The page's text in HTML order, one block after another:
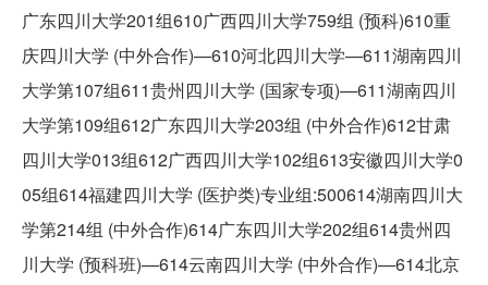
广东四川大学201组610广西四川大学759组 (预科)610重
庆四川大学 (中外合作)—610河北四川大学—611湖南四川
大学第107组611贵州四川大学 (国家专项)—611湖南四川
大学第109组612广东四川大学203组 (中外合作)612甘肃
四川大学013组612广西四川大学102组613安徽四川大学0
05组614福建四川大学 (医护类)专业组:500614湖南四川大
学第214组 (中外合作)614广东四川大学202组614贵州四
川大学 (预科班)—614云南四川大学 (中外合作)—614北京